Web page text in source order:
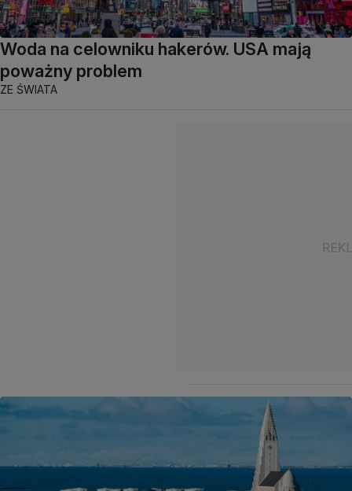
Woda na celowniku hakerów. USA mają
poważny problem
ZE ŚWIATA